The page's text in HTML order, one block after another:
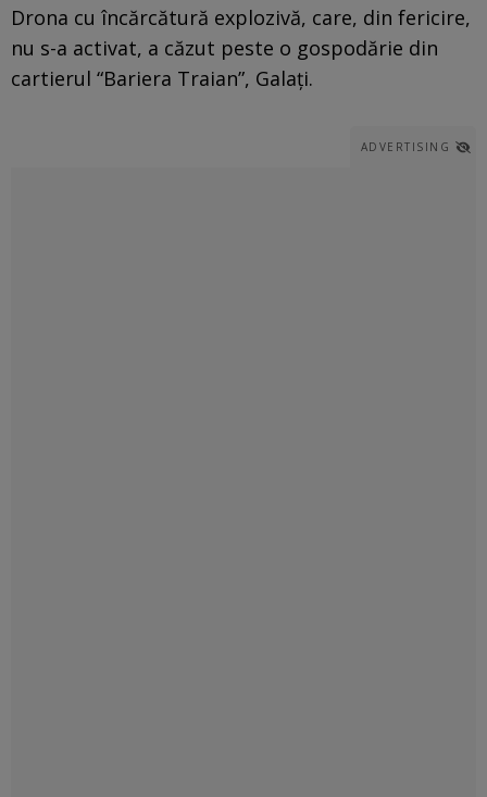
Drona cu încărcătură explozivă, care, din fericire,
nu s-a activat, a căzut peste o gospodărie din
cartierul “Bariera Traian”, Galați.
ADVERTISING